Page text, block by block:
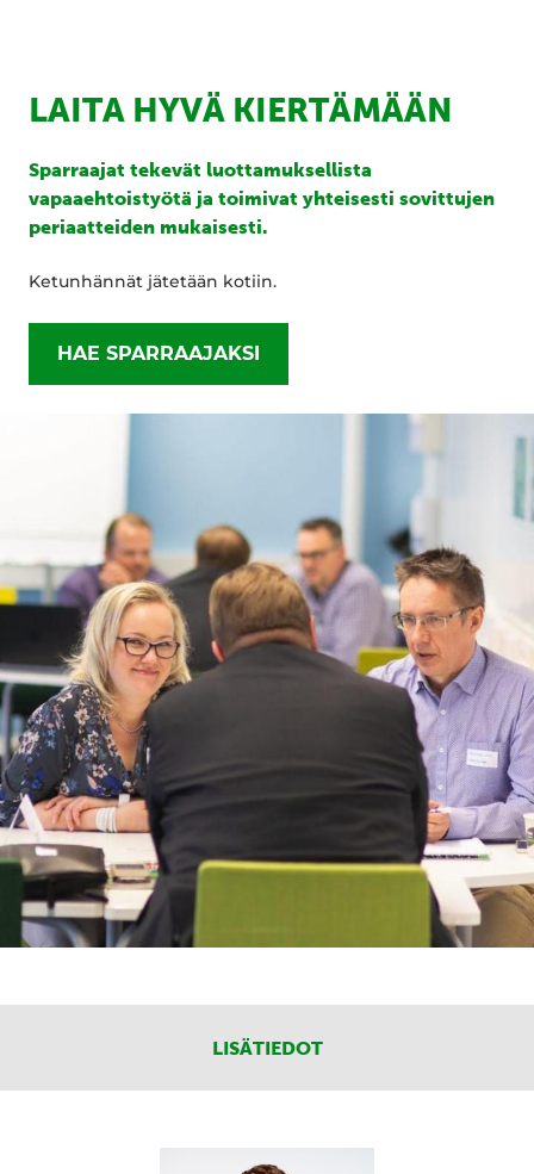
LAITA HYVÄ KIERTÄMÄÄN
Sparraajat tekevät luottamuksellista
vapaaehtoistyötä ja toimivat yhteisesti sovittujen
periaatteiden mukaisesti.
Ketunhännät jätetään kotiin.
HAE SPARRAAJAKSI
LISÄTIEDOT